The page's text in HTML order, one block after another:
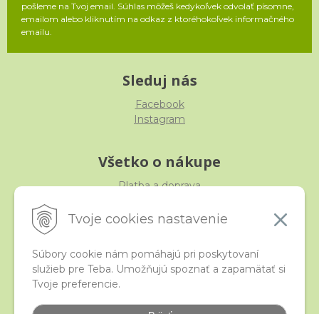
Tvoje cookies nastavenie
Súbory cookie nám pomáhajú pri poskytovaní
služieb pre Teba. Umožňujú spoznať a zapamätať si
Tvoje preferencie.
pošleme na Tvoj email. Súhlas môžeš kedykoľvek odvolať písomne,
emailom alebo kliknutím na odkaz z ktoréhokoľvek informačného
emailu.
Sleduj nás
Facebook
Instagram
Všetko o nákupe
Platba a doprava
Obchodné podmienky
iStraka